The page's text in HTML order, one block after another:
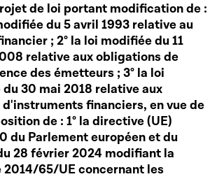
de loi portant modification de :
du 5 avril 1993 relative au
; 2° la loi modifiée du 11
relative aux obligations de
des émetteurs ; 3° la loi
30 mai 2018 relative aux
financiers, en vue de
de : 1° la directive (UE)
du Parlement européen et du
28 février 2024 modifiant la
65/UE concernant les